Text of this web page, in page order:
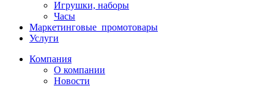
Игрушки, наборы
Часы
Маркетинговые_промотовары
Услуги
Компания
О компании
Новости